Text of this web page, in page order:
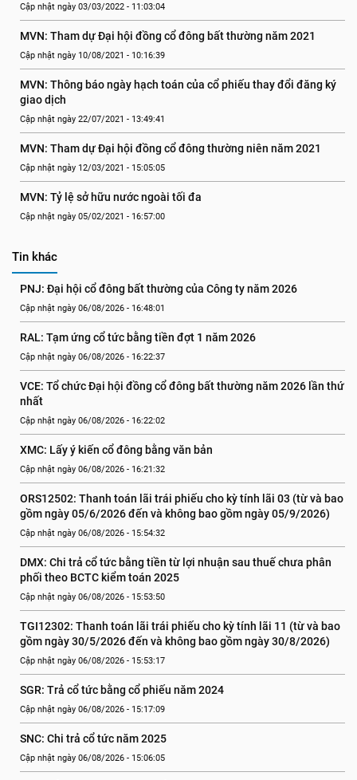
Cập nhật ngày 03/03/2022 - 11:03:04
MVN: Tham dự Đại hội đồng cổ đông bất thường năm 2021
Cập nhật ngày 10/08/2021 - 10:16:39
MVN: Thông báo ngày hạch toán của cổ phiếu thay đổi đăng ký
giao dịch
Cập nhật ngày 22/07/2021 - 13:49:41
MVN: Tham dự Đại hội đồng cổ đông thường niên năm 2021
Cập nhật ngày 12/03/2021 - 15:05:05
MVN: Tỷ lệ sở hữu nước ngoài tối đa
Cập nhật ngày 05/02/2021 - 16:57:00
Tin khác
PNJ: Đại hội cổ đông bất thường của Công ty năm 2026
Cập nhật ngày 06/08/2026 - 16:48:01
RAL: Tạm ứng cổ tức bằng tiền đợt 1 năm 2026
Cập nhật ngày 06/08/2026 - 16:22:37
VCE: Tổ chức Đại hội đồng cổ đông bất thường năm 2026 lần thứ
nhất
Cập nhật ngày 06/08/2026 - 16:22:02
XMC: Lấy ý kiến cổ đông bằng văn bản
Cập nhật ngày 06/08/2026 - 16:21:32
ORS12502: Thanh toán lãi trái phiếu cho kỳ tính lãi 03 (từ và bao
gồm ngày 05/6/2026 đến và không bao gồm ngày 05/9/2026)
Cập nhật ngày 06/08/2026 - 15:54:32
DMX: Chi trả cổ tức bằng tiền từ lợi nhuận sau thuế chưa phân
phối theo BCTC kiểm toán 2025
Cập nhật ngày 06/08/2026 - 15:53:50
TGI12302: Thanh toán lãi trái phiếu cho kỳ tính lãi 11 (từ và bao
gồm ngày 30/5/2026 đến và không bao gồm ngày 30/8/2026)
Cập nhật ngày 06/08/2026 - 15:53:17
SGR: Trả cổ tức bằng cổ phiếu năm 2024
Cập nhật ngày 06/08/2026 - 15:17:09
SNC: Chi trả cổ tức năm 2025
Cập nhật ngày 06/08/2026 - 15:06:05